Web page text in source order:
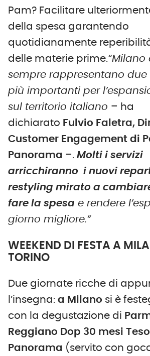
Pam? Facilitare
della spesa garantendo
quotidianamente
delle materie prime.“Milano
sempre rappresentano due
più importanti per
sul territorio italiano – ha
dichiarato Fulvio Faletra,
Customer Engagement di
Panorama –. Molti i servizi
arricchiranno i nuovi
restyling mirato a
fare la spesa e rendere
giorno migliore.”
WEEKEND DI FESTA A
TORINO
Due giornate ricche di
l’insegna: a Milano si è
con la degustazione di
Reggiano Dop 30 mesi
Panorama (servito con